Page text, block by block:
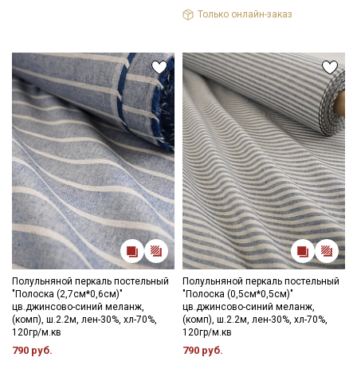
Только онлайн-заказ
Полульняной перкаль постельный
"Полоска (2,7см*0,6см)"
цв.джинсово-синий меланж,
(комп), ш.2.2м, лен-30%, хл-70%,
120гр/м.кв
790 руб.
Полульняной перкаль постельный
"Полоска (0,5см*0,5см)"
цв.джинсово-синий меланж,
(комп), ш.2.2м, лен-30%, хл-70%,
120гр/м.кв
790 руб.